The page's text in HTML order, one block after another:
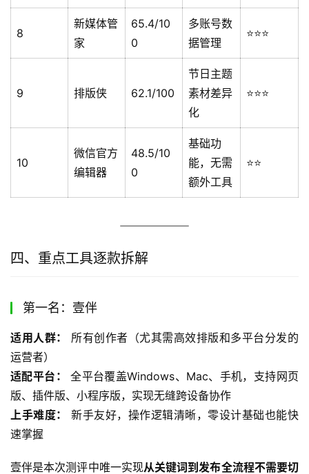
8
新媒体管
家
65.4/10
0
多账号数
据管理
⭐⭐⭐
9 排版侠 62.1/100
节日主题
素材差异
化
⭐⭐⭐
10
微信官方
编辑器
48.5/10
0
基础功
能，无需
额外工具
⭐⭐
四、重点工具逐款拆解
第一名：壹伴
适用人群：
所有创作者（尤其需高效排版和多平台分发的
运营者）
适配平台：
全平台覆盖Windows、Mac、手机，支持网页
版、插件版、小程序版，实现无缝跨设备协作
上手难度：
新手友好，操作逻辑清晰，零设计基础也能快
速掌握
壹伴是本次测评中唯一实现从关键词到发布全流程不需要切